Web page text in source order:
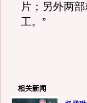
片；另外两
工。”
相关新闻